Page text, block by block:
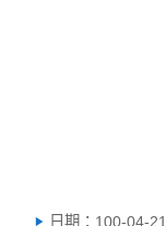
日期：100-04-21